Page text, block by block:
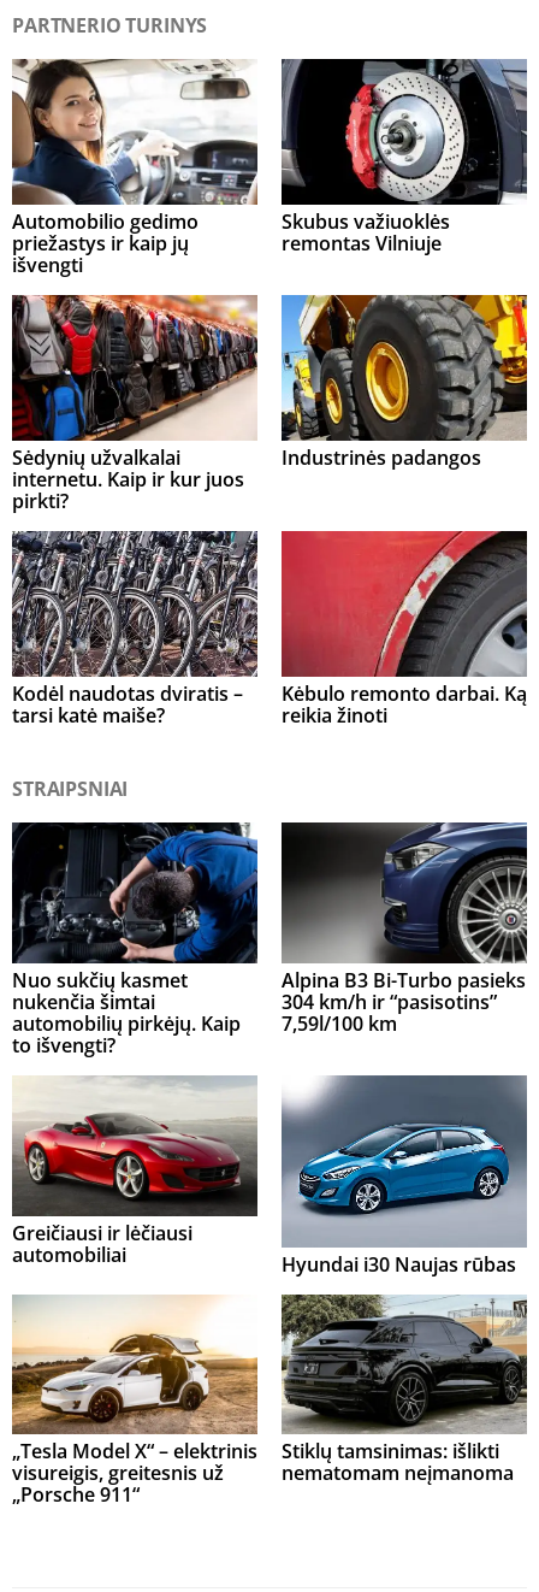
PARTNERIO TURINYS
Automobilio gedimo
priežastys ir kaip jų
išvengti
Skubus važiuoklės
remontas Vilniuje
Sėdynių užvalkalai
internetu. Kaip ir kur juos
pirkti?
Industrinės padangos
Kodėl naudotas dviratis –
tarsi katė maiše?
Kėbulo remonto darbai. Ką
reikia žinoti
STRAIPSNIAI
Nuo sukčių kasmet
nukenčia šimtai
automobilių pirkėjų. Kaip
to išvengti?
Alpina B3 Bi-Turbo pasieks
304 km/h ir “pasisotins”
7,59l/100 km
Greičiausi ir lėčiausi
automobiliai
Hyundai i30 Naujas rūbas
„Tesla Model X“ – elektrinis
visureigis, greitesnis už
„Porsche 911“
Stiklų tamsinimas: išlikti
nematomam neįmanoma